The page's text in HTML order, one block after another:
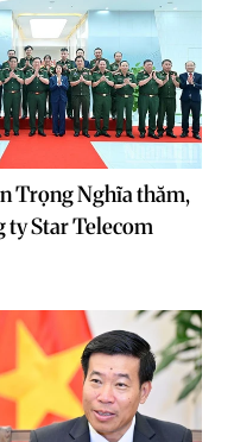
Trọng Nghĩa thăm,
ty Star Telecom